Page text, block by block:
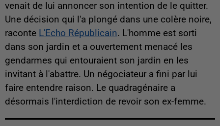
venait de lui annoncer son intention de le quitter.
Une décision qui l'a plongé dans une colère noire,
raconte L'Echo Républicain. L'homme est sorti
dans son jardin et a ouvertement menacé les
gendarmes qui entouraient son jardin en les
invitant à l'abattre. Un négociateur a fini par lui
faire entendre raison. Le quadragénaire a
désormais l'interdiction de revoir son ex-femme.